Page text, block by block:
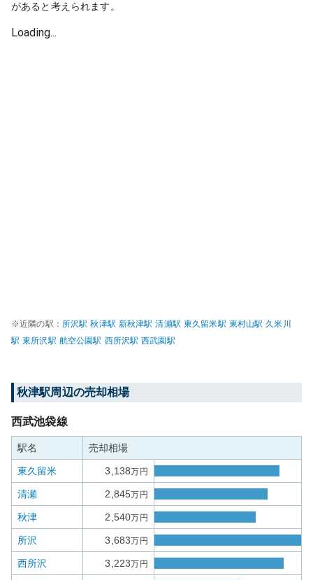
があると考えられます。
Loading...
※近隣の駅： 所沢駅 秋津駅 新秋津駅 清瀬駅 東久留米駅 東村山駅 久米川
駅 東所沢駅 航空公園駅 西所沢駅 西武園駅
秋津駅周辺の売却相場
西武池袋線
駅名 売却相場
東久留米 3,138万円
清瀬 2,845万円
秋津 2,540万円
所沢 3,683万円
西所沢 3,223万円